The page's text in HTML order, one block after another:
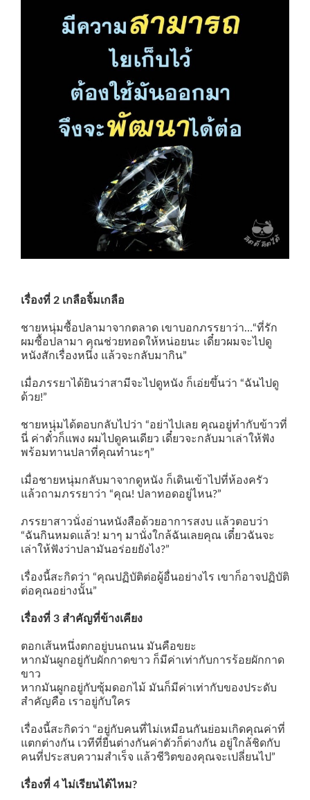
เรื่องที่ 2 เกลือจิ้มเกลือ
ชายหนุ่มซื้อปลามาจากตลาด เขาบอกภรรยาว่า…“ที่รัก
ผมซื้อปลามา คุณช่วยทอดให้หน่อยนะ เดี๋ยวผมจะไปดู
หนังสักเรื่องหนึ่ง แล้วจะกลับมากิน”
เมื่อภรรยาได้ยินว่าสามีจะไปดูหนัง ก็เอ่ยขึ้นว่า “ฉันไปดู
ด้วย!”
ชายหนุ่มได้ตอบกลับไปว่า “อย่าไปเลย คุณอยู่ทำกับข้าวที่
นี่ ค่าตั๋วก็แพง ผมไปดูคนเดียว เดี๋ยวจะกลับมาเล่าให้ฟัง
พร้อมทานปลาที่คุณทำนะๆ”
เมื่อชายหนุ่มกลับมาจากดูหนัง ก็เดินเข้าไปที่ห้องครัว
แล้วถามภรรยาว่า “คุณ! ปลาทอดอยู่ไหน?”
ภรรยาสาวนั่งอ่านหนังสือด้วยอาการสงบ แล้วตอบว่า
“ฉันกินหมดแล้ว! มาๆ มานั่งใกล้ฉันเลยคุณ เดี๋ยวฉันจะ
เล่าให้ฟังว่าปลามันอร่อยยังไง?”
เรื่องนี้สะกิดว่า “คุณปฏิบัติต่อผู้อื่นอย่างไร เขาก็อาจปฏิบัติ
ต่อคุณอย่างนั้น”
เรื่องที่ 3 สำคัญที่ข้างเคียง
ตอกเส้นหนึ่งตกอยู่บนถนน มันคือขยะ
หากมันผูกอยู่กับผักกาดขาว ก็มีค่าเท่ากับการร้อยผักกาด
ขาว
หากมันผูกอยู่กับซุ้มดอกไม้ มันก็มีค่าเท่ากับของประดับ
สำคัญคือ เราอยู่กับใคร
เรื่องนี้สะกิดว่า “อยู่กับคนที่ไม่เหมือนกันย่อมเกิดคุณค่าที่
แตกต่างกัน เวทีที่ยืนต่างกันค่าตัวก็ต่างกัน อยู่ใกล้ชิดกับ
คนที่ประสบความสำเร็จ แล้วชีวิตของคุณจะเปลี่ยนไป”
เรื่องที่ 4 ไม่เรียนได้ไหม?